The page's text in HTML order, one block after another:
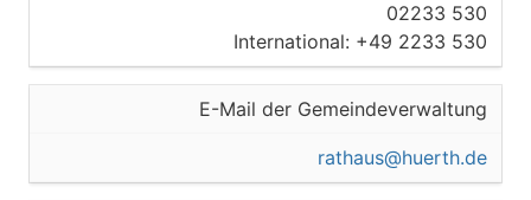
02233 530
International: +49 2233 530
E-Mail der Gemeindeverwaltung
rathaus@huerth.de